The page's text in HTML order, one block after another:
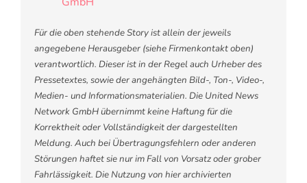
Für die oben stehende Story ist allein der jeweils
angegebene Herausgeber (siehe Firmenkontakt oben)
verantwortlich. Dieser ist in der Regel auch Urheber des
Pressetextes, sowie der angehängten Bild-, Ton-, Video-,
Medien- und Informationsmaterialien. Die United News
Network GmbH übernimmt keine Haftung für die
Korrektheit oder Vollständigkeit der dargestellten
Meldung. Auch bei Übertragungsfehlern oder anderen
Störungen haftet sie nur im Fall von Vorsatz oder grober
Fahrlässigkeit. Die Nutzung von hier archivierten